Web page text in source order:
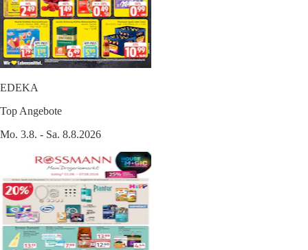
EDEKA
Top Angebote
Mo. 3.8. - Sa. 8.8.2026